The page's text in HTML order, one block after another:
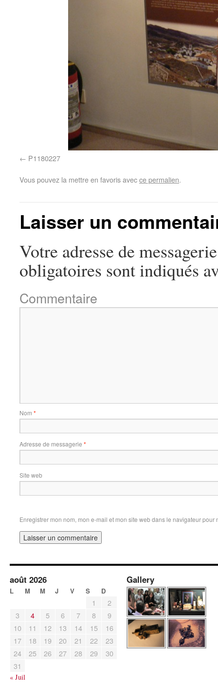
P1180227
Vous pouvez la mettre en favoris avecce permalien.
Laisser un
Votre adresse de
obligatoires sont indiqués
Commentaire
Nom *
Adresse de messagerie *
Site web
Enregistrer mon nom, mon e-mail et mon site web dans le navigateur pour
août 2026
L M M J V S D
1
2
3
4 5 6 7 8
9
10
11 12 13 14 15
16
17
18 19 20 21 22
23
24
25 26 27 28 29
30
31
« Juil
Gallery